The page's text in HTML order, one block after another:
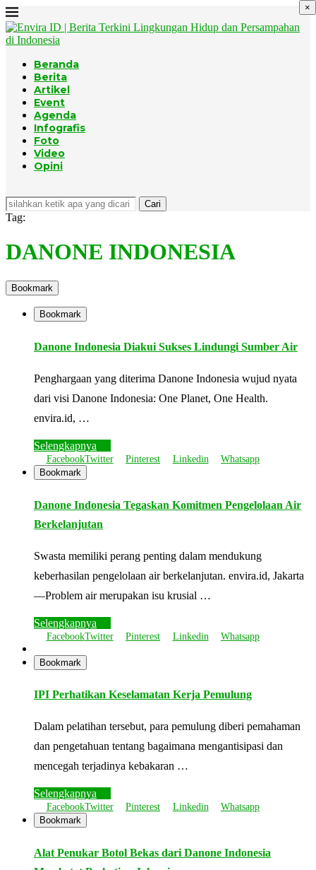
Beranda
Berita
Artikel
Event
Agenda
Infografis
Foto
Video
Opini
Cari
Tag:
DANONE INDONESIA
Bookmark
Bookmark
Danone Indonesia Diakui Sukses Lindungi Sumber Air
Penghargaan yang diterima Danone Indonesia wujud nyata
dari visi Danone Indonesia: One Planet, One Health.
envira.id, …
Selengkapnya
FacebookTwitter Pinterest Linkedin
Whatsapp
Bookmark
Danone Indonesia Tegaskan Komitmen Pengelolaan Air
Berkelanjutan
Swasta memiliki perang penting dalam mendukung
keberhasilan pengelolaan air berkelanjutan. envira.id, Jakarta
—Problem air merupakan isu krusial …
Selengkapnya
FacebookTwitter Pinterest Linkedin Whatsapp
Bookmark
IPI Perhatikan Keselamatan Kerja Pemulung
Dalam pelatihan tersebut, para pemulung diberi pemahaman
dan pengetahuan tentang bagaimana mengantisipasi dan
mencegah terjadinya kebakaran …
Selengkapnya
FacebookTwitter Pinterest Linkedin
Whatsapp
Bookmark
Alat Penukar Botol Bekas dari Danone Indonesia
×